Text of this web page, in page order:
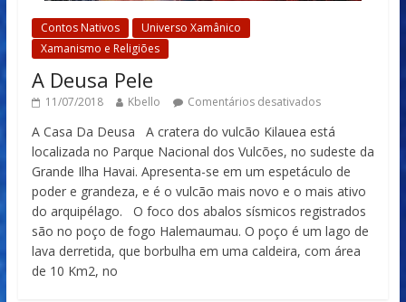
Contos Nativos
Universo Xamânico
Xamanismo e Religiões
A Deusa Pele
11/07/2018 Kbello Comentários desativados
A Casa Da Deusa A cratera do vulcão Kilauea está
localizada no Parque Nacional dos Vulcões, no sudeste da
Grande Ilha Havai. Apresenta-se em um espetáculo de
poder e grandeza, e é o vulcão mais novo e o mais ativo
do arquipélago. O foco dos abalos sísmicos registrados
são no poço de fogo Halemaumau. O poço é um lago de
lava derretida, que borbulha em uma caldeira, com área
de 10 Km2, no